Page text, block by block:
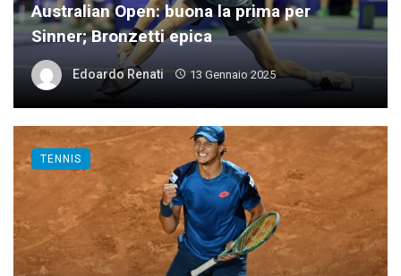
Australian Open: buona la prima per
Sinner; Bronzetti epica
Edoardo Renati 13 Gennaio 2025
TENNIS